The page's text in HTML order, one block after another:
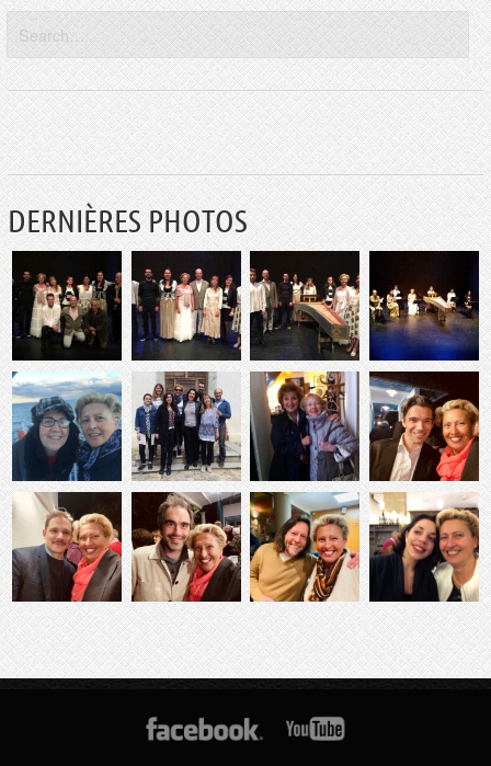
DERNIÈRES PHOTOS